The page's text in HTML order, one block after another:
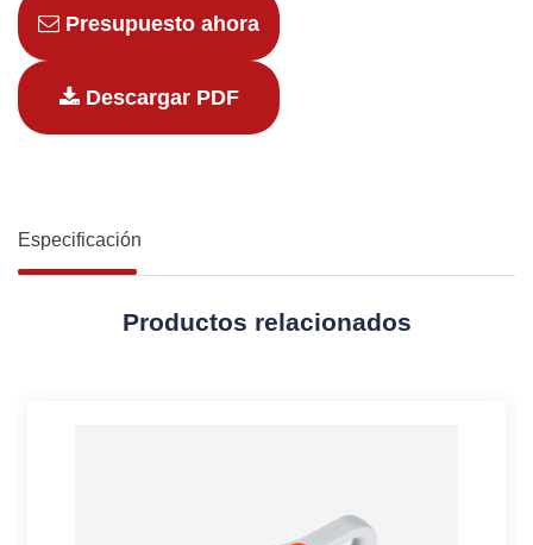
Presupuesto ahora
Descargar PDF
Especificación
Productos relacionados